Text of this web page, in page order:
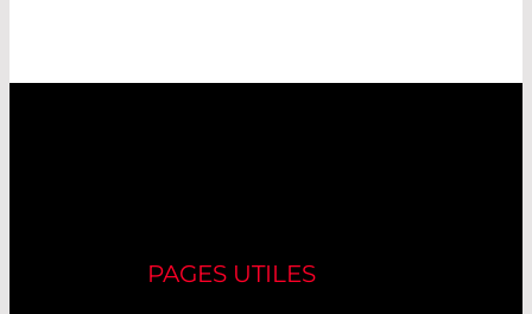
PAGES UTILES